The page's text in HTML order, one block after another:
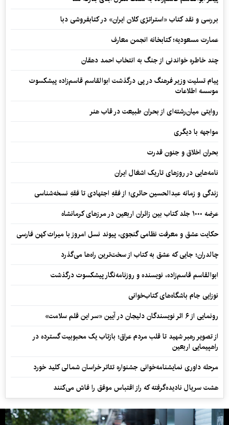
بررسی و نقد کتاب «استراتژی کلان ایران» در کتابفروشی دبا
عمارت مسعودیه؛ کتابخانه انجمن معارف
چند خاطره خواندنی از جنگ به انتخاب احمد دهقان
پیام تسلیت وزیر فرهنگ در پی درگذشت ابوالقاسم قاسم‌زاده پیشکسوت
موسسه اطلاعات
روایتی میان‌رشته‌ای از بحران طبیعت در قاب هنر
مواجهه با دیگری
بحران اخلاق و جنون قدرت
نامه‌هایی در روزهای تاریک اشغال ایران
زندگی و زمانه عبدالحسین حائری؛ از فقهِ اجتهادی تا فقهِ نسخه‌شناسی
عرضه ۱۰۰۰ جلد کتاب بین زائران اربعین در مرزهای کرمانشاه
حکایت عشق و معرفت نظامی گنجوی، پیوند نسل امروز با میراث کهن فارسی
چالدران؛ جایی که عشق به کتاب از سخت‌ترین راه‌ها می‌گذرد
ابوالقاسم قاسم‌زاده، نویسنده و روزنامه‌نگار پیشکسوت درگذشت
نوزایی جام باشگاه‌های کتاب‌خوانی
رونمایی از ۶ اثر نویسندگان دلیجان در آیین «سر این قلم سلامت»
از تصویر رهبر شهید تا قلب مردم عراق؛ بازتاب یک محبوبیت گسترده در
راهپیمایی اربعین
مرحله داوری نمایشنامه‌خوانی جشنواره تئاتر خراسان شمالی کلید خورد
هشت سریال نادیده‌گرفته که راز اقتباس موفق را فاش می‌کنند